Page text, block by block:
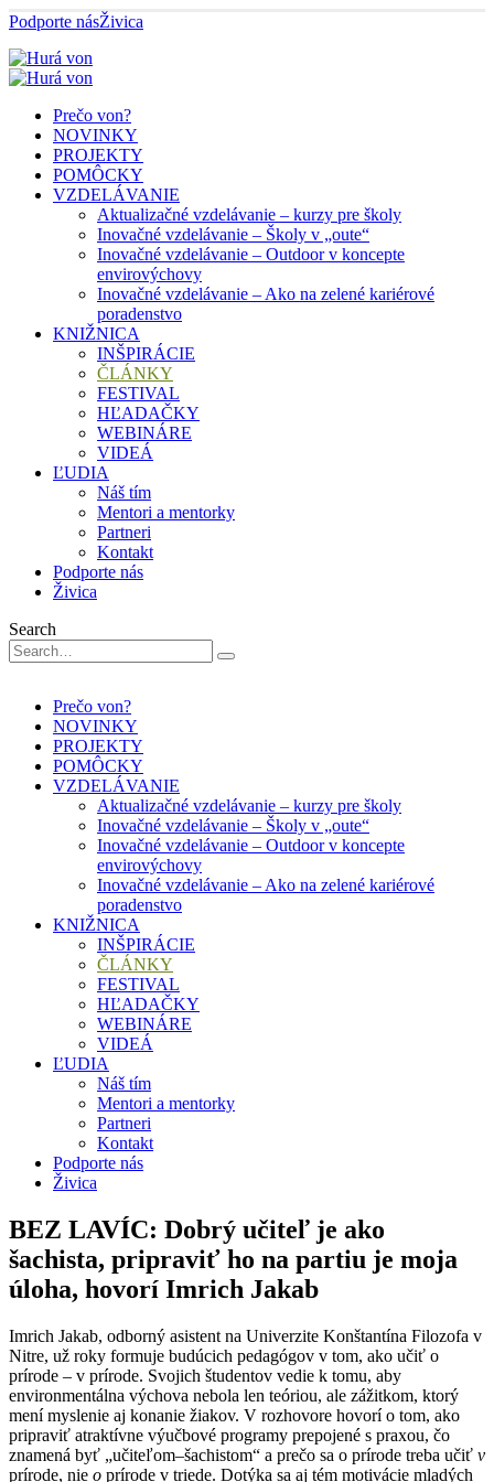
Podporte násŽivica
Prečo von?
NOVINKY
PROJEKTY
POMÔCKY
VZDELÁVANIE
Aktualizačné vzdelávanie – kurzy pre školy
Inovačné vzdelávanie – Školy v „oute“
Inovačné vzdelávanie – Outdoor v koncepte
envirovýchovy
Inovačné vzdelávanie – Ako na zelené kariérové
poradenstvo
KNIŽNICA
INŠPIRÁCIE
ČLÁNKY
FESTIVAL
HĽADAČKY
WEBINÁRE
VIDEÁ
ĽUDIA
Náš tím
Mentori a mentorky
Partneri
Kontakt
Podporte nás
Živica
Search
Prečo von?
NOVINKY
PROJEKTY
POMÔCKY
VZDELÁVANIE
Aktualizačné vzdelávanie – kurzy pre školy
Inovačné vzdelávanie – Školy v „oute“
Inovačné vzdelávanie – Outdoor v koncepte
envirovýchovy
Inovačné vzdelávanie – Ako na zelené kariérové
poradenstvo
KNIŽNICA
INŠPIRÁCIE
ČLÁNKY
FESTIVAL
HĽADAČKY
WEBINÁRE
VIDEÁ
ĽUDIA
Náš tím
Mentori a mentorky
Partneri
Kontakt
Podporte nás
Živica
BEZ LAVÍC: Dobrý učiteľ je ako
šachista, pripraviť ho na partiu je moja
úloha, hovorí Imrich Jakab
Imrich Jakab, odborný asistent na Univerzite Konštantína Filozofa v
Nitre, už roky formuje budúcich pedagógov v tom, ako učiť o
prírode – v prírode. Svojich študentov vedie k tomu, aby
environmentálna výchova nebola len teóriou, ale zážitkom, ktorý
mení myslenie aj konanie žiakov. V rozhovore hovorí o tom, ako
pripraviť atraktívne výučbové programy prepojené s praxou, čo
znamená byť „učiteľom–šachistom“ a prečo sa o prírode treba učiť v
prírode, nie o prírode v triede. Dotýka sa aj tém motivácie mladých